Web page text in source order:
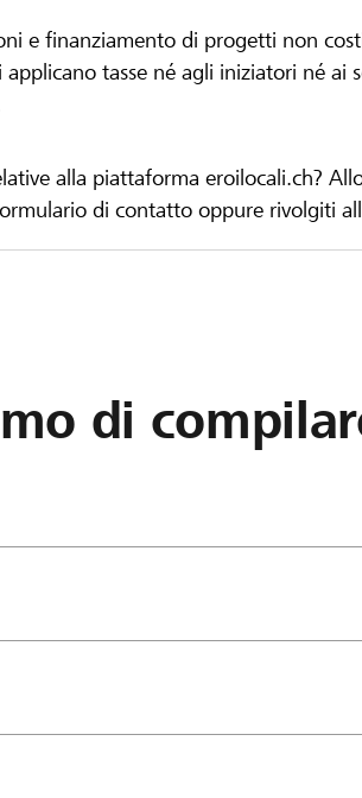
e finanziamento di progetti non
applicano tasse né agli iniziatori né ai
alla piattaforma eroilocali.ch?
di contatto oppure rivolgiti
di